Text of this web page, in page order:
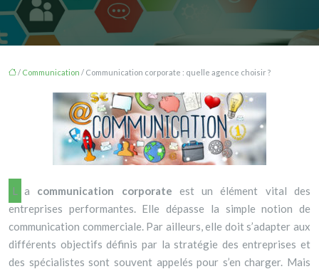
/ Communication / Communication corporate : quelle agence choisir ?
La communication corporate est un élément vital des
entreprises performantes. Elle dépasse la simple notion de
communication commerciale. Par ailleurs, elle doit s’adapter aux
différents objectifs définis par la stratégie des entreprises et
des spécialistes sont souvent appelés pour s’en charger. Mais